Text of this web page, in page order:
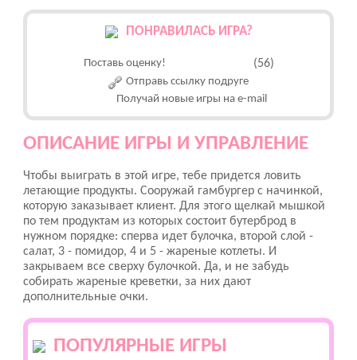
ПОНРАВИЛАСЬ ИГРА?
Поставь оценку! (56)
Отправь ссылку подруге
Получай новые игры на e-mail
ОПИСАНИЕ ИГРЫ И УПРАВЛЕНИЕ
Чтобы выиграть в этой игре, тебе придется ловить
летающие продукты. Сооружай гамбургер с начинкой,
которую заказывает клиент. Для этого щелкай мышкой
по тем продуктам из которых состоит бутерброд в
нужном порядке: сперва идет булочка, второй слой -
салат, 3 - помидор, 4 и 5 - жареные котлеты. И
закрываем все сверху булочкой. Да, и не забудь
собирать жареные креветки, за них дают
дополнительные очки.
ПОПУЛЯРНЫЕ ИГРЫ